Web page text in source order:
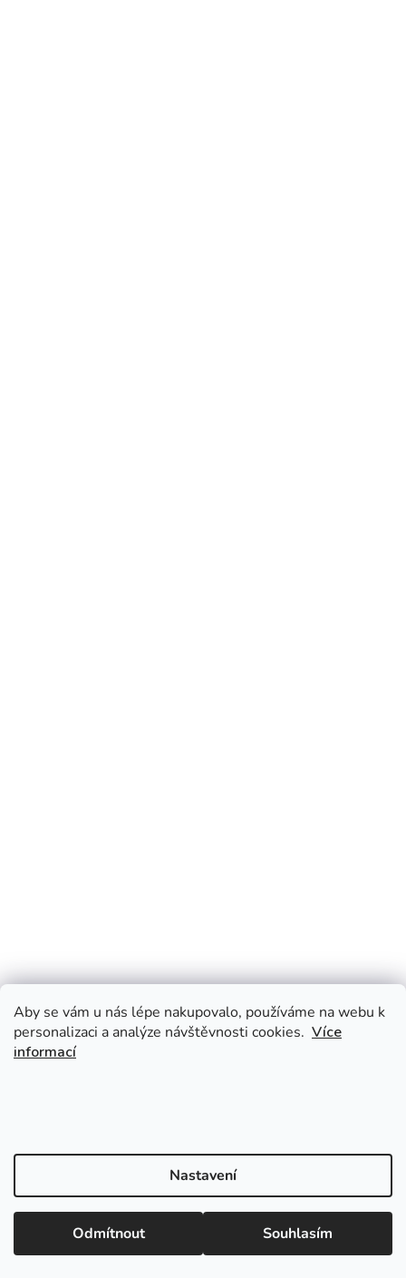
Aby se vám u nás lépe nakupovalo, používáme na webu k
personalizaci a analýze návštěvnosti cookies. Více
informací
Nastavení
Odmítnout Souhlasím